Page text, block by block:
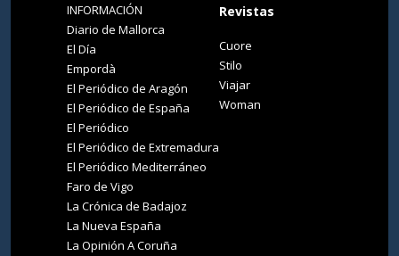
INFORMACIÓN
Diario de Mallorca
El Día
Empordà
El Periódico de Aragón
El Periódico de España
El Periódico
El Periódico de Extremadura
El Periódico Mediterráneo
Faro de Vigo
La Crónica de Badajoz
La Nueva España
La Opinión A Coruña
Revistas
Cuore
Stilo
Viajar
Woman